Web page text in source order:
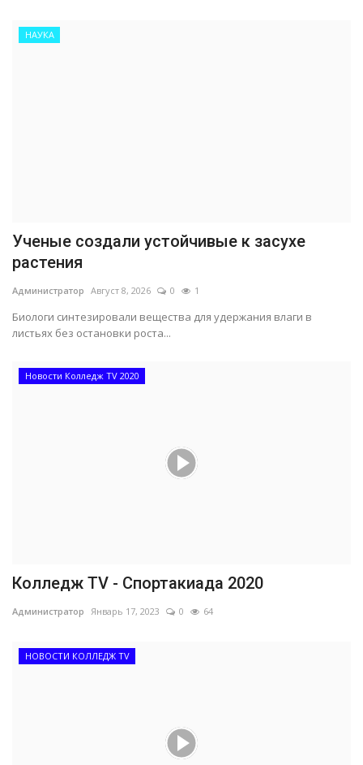
НАУКА
Ученые создали устойчивые к засухе
растения
Администратор Август 8, 2026 0 1
Биологи синтезировали вещества для удержания влаги в
листьях без остановки роста...
Новости Колледж TV 2020
Колледж TV - Спортакиада 2020
Администратор Январь 17, 2023 0 64
НОВОСТИ КОЛЛЕДЖ TV